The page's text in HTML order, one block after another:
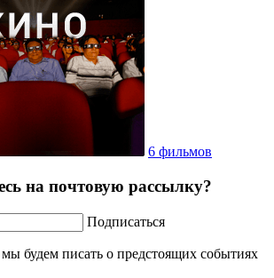
6 фильмов
на почтовую рассылку?
Подписаться
будем писать о предстоящих событиях